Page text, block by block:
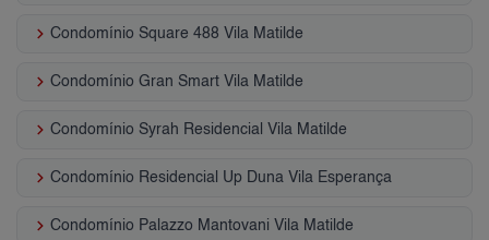
keyboard_arrow_right Condomínio Square 488 Vila Matilde
keyboard_arrow_right Condomínio Gran Smart Vila Matilde
keyboard_arrow_right Condomínio Syrah Residencial Vila Matilde
keyboard_arrow_right Condomínio Residencial Up Duna Vila Esperança
keyboard_arrow_right Condomínio Palazzo Mantovani Vila Matilde